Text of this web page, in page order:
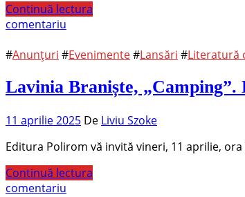
Continuă lectura
comentariu
#Anunțuri #Evenimente#Lansări #Literatură
Lavinia Braniște,
11 aprilie 2025 De Liviu Szoke
Editura Polirom vă invită vineri, 11 aprilie,
Continuă lectura
comentariu